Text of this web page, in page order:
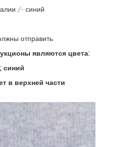
/- синий
отправить.
являются цвета:
синий
в верхней части